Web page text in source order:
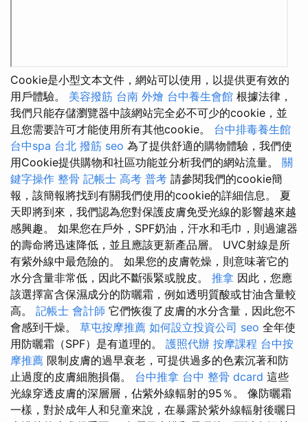
Cookie是小型文本文件，網站可以使用，以提供更有效的
用戶體驗。 美容撥筋 台南 外燴 台中養生會館 根據法律，
我們只能存儲瀏覽器中該網站完全必不可少的cookie，並
且您需要許可才能使用所有其他cookie。 台中排毒養生館
台中spa 台北 撥筋 seo 為了提供舒適的購物體驗，我們使
用Cookie提供購物和社區功能並分析我們的網站流量。 關
鍵字操作 整骨 記帳士 高考 普考 請參閱我們的cookie簡
報，該簡報將找到有關我們使用的cookie的詳細信息。 夏
天即將到來，我們認為您對保護皮膚免受光線的影響越來越
感興趣。 如果您在戶外，SPF奶油，汗水和毛巾，則過濾器
的壽命將迅速降低，並且應該更新產品層。 UVC射線是所
有紫外線中最危險的。 如果您的皮膚乾燥，則意味著它的
水分含量非常低，因此不斷張緊或脫皮。 推拿 因此，您應
該選擇富含保濕成分的防曬霜，例如透明質酸或甘油含量較
高。 記帳士 會計師 它們恢復了皮膚的水分含量，因此您不
會感到干燥。 草屯按摩推薦 如何設立投資公司 seo 全年使
用防曬霜（SPF）是有道理的。 護照代辦 按摩課程 台中按
摩推薦 限制皮膚的過早衰老，可提供過多的色素沉著和防
止過度的皮膚細胞損傷。 台中推拿 台中 整骨 dcard 這些
光線穿透皮膚的深層層，佔紫外線輻射的95％。 像防曬霜
一樣，對於成年人和兒童來說，在暴露於紫外線輻射後曬日